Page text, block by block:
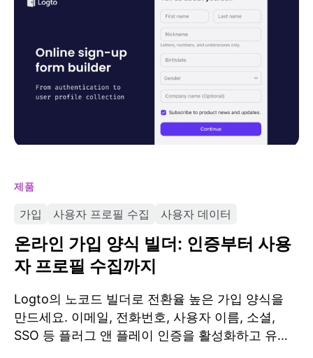
제품
가입 사용자 프로필 수집 사용자 데이터
온라인 가입 양식 빌더: 인증부터 사용
자 프로필 수집까지
Logto의 노코드 빌더로 전환율 높은 가입 양식을
만드세요. 이메일, 전화번호, 사용자 이름, 소셜,
SSO 등 플러그 앤 플레이 인증을 활성화하고 유연